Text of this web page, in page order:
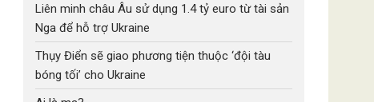
Liên minh châu Âu sử dụng 1.4 tỷ euro từ tài sản
Nga để hỗ trợ Ukraine
Thụy Điển sẽ giao phương tiện thuộc ‘đội tàu
bóng tối’ cho Ukraine